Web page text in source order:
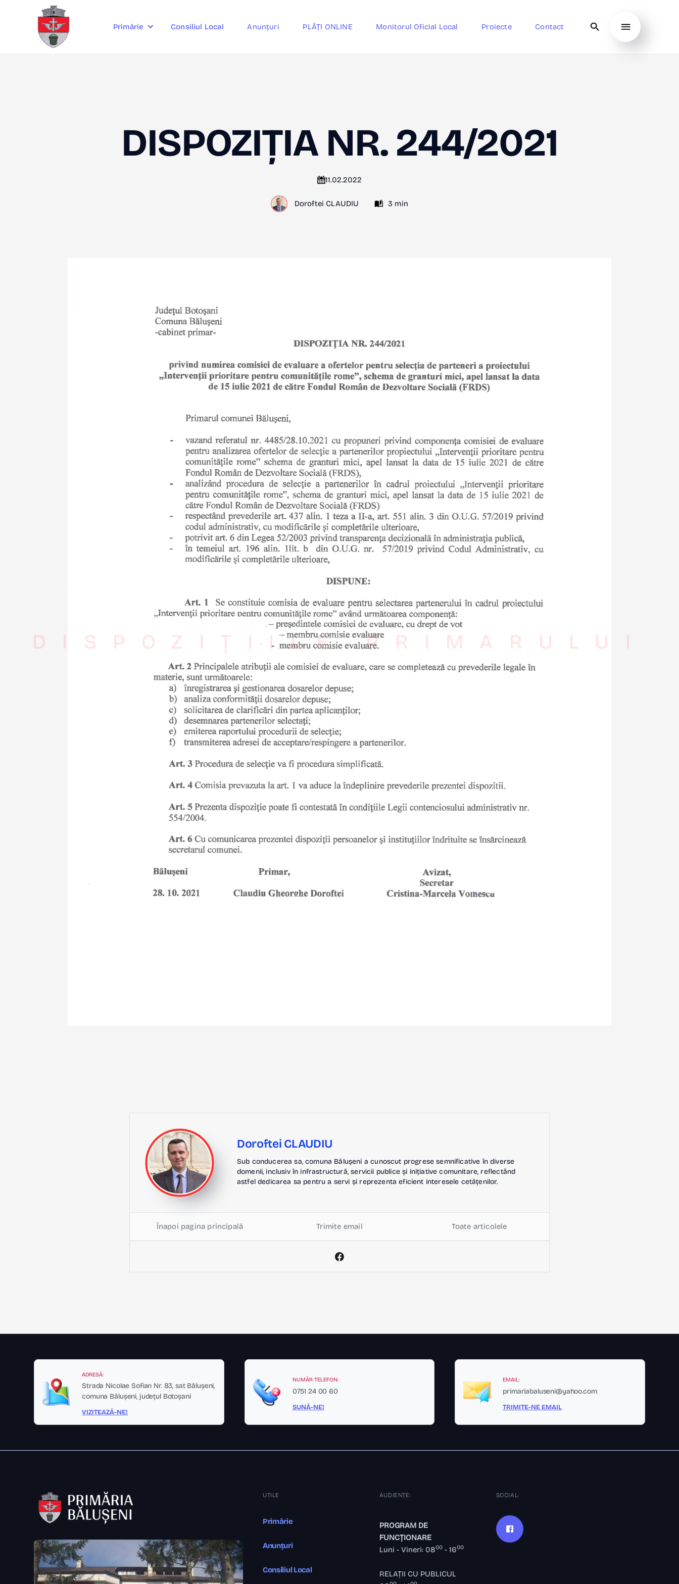
Primărie Consiliul Local Anunțuri PLĂȚI ONLINE Monitorul Oficial Local Proiecte Contact
DISPOZIȚIA NR. 244/2021
11.02.2022
Doroftei CLAUDIU 3 min
DISPOZIȚIILE PRIMARULUI
Doroftei CLAUDIU
Sub conducerea sa, comuna Bălușeni a cunoscut progrese semnificative în diverse
domenii, inclusiv în infrastructură, servicii publice și inițiative comunitare, reflectând
astfel dedicarea sa pentru a servi și reprezenta eficient interesele cetățenilor.
Înapoi pagina principală Trimite email Toate articolele
ADRESĂ:
Strada Nicolae Sofian Nr. 83, sat Bălușeni,
comuna Bălușeni, județul Botoșani
VIZITEAZĂ-NE!
NUMĂR TELEFON:
0751 24 00 60
SUNĂ-NE!
EMAIL:
primariabaluseni@yahoo.com
TRIMITE-NE EMAIL
UTILE
Primărie
Anunțuri
Consiliul Local
AUDIENȚE:
PROGRAM DE
FUNCȚIONARE
Luni - Vineri: 0800- 1600
RELAȚII CU PUBLICUL
SOCIAL: